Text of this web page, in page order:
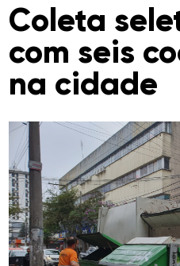
Coleta
com seis
na cidade